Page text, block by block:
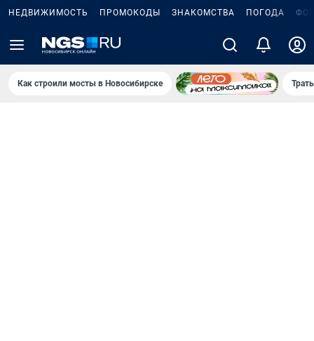
НЕДВИЖИМОСТЬ ПРОМОКОДЫ ЗНАКОМСТВА ПОГОДА
Как строили мосты в Новосибирске